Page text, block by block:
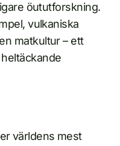
öututforskning.
vulkaniska
matkultur – ett
världens mest